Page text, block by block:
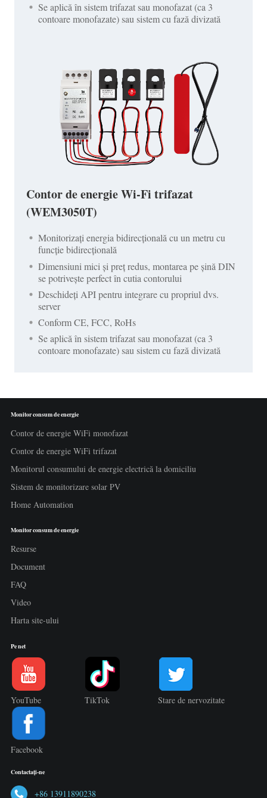
Se aplică în sistem trifazat sau monofazat (ca 3
contoare monofazate) sau sistem cu fază divizată
Contor de energie Wi-Fi trifazat
(WEM3050T)
Monitorizați energia bidirecțională cu un metru cu
funcție bidirecțională
Dimensiuni mici și preț redus, montarea pe șină DIN
se potrivește perfect în cutia contorului
Deschideți API pentru integrare cu propriul dvs.
server
Conform CE, FCC, RoHs
Se aplică în sistem trifazat sau monofazat (ca 3
contoare monofazate) sau sistem cu fază divizată
Monitor consum de energie
Contor de energie WiFi monofazat
Contor de energie WiFi trifazat
Monitorul consumului de energie electrică la domiciliu
Sistem de monitorizare solar PV
Home Automation
Monitor consum de energie
Resurse
Document
FAQ
Video
Harta site-ului
Pe net
YouTube TikTok Stare de nervozitate
Facebook
Contactaţi-ne
+86 13911890238